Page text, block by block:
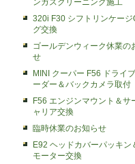
ンガスクリーニング施工
320i F30 シフトリンケージ
グ交換
ゴールデンウィーク休業の
せ
MINI クーパー F56 ドライ
ーダー＆バックカメラ取付
F56 エンジンマウント＆サ
ャリア交換
臨時休業のお知らせ
E92 ヘッドカバーパッキン
モーター交換